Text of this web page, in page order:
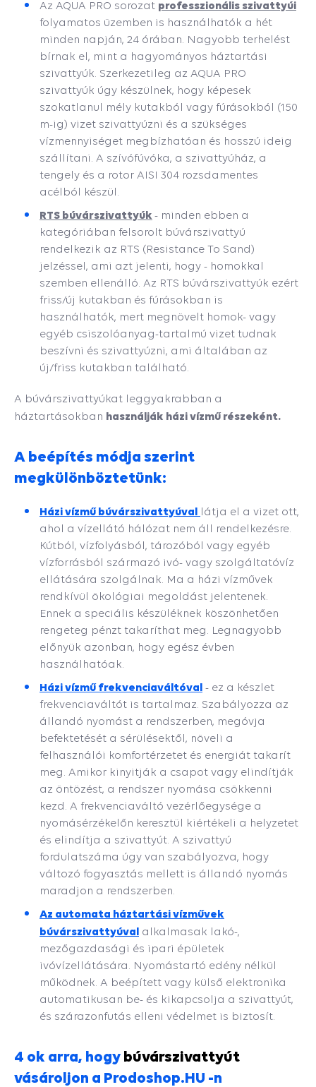
Az AQUA PRO sorozat professzionális szivattyúi
folyamatos üzemben is használhatók a hét
minden napján, 24 órában. Nagyobb terhelést
bírnak el, mint a hagyományos háztartási
szivattyúk. Szerkezetileg az AQUA PRO
szivattyúk úgy készülnek, hogy képesek
szokatlanul mély kutakból vagy fúrásokból (150
m-ig) vizet szivattyúzni és a szükséges
vízmennyiséget megbízhatóan és hosszú ideig
szállítani. A szívófúvóka, a szivattyúház, a
tengely és a rotor AISI 304 rozsdamentes
acélból készül.
RTS búvárszivattyúk - minden ebben a
kategóriában felsorolt ​​búvárszivattyú
rendelkezik az RTS (Resistance To Sand)
jelzéssel, ami azt jelenti, hogy - homokkal
szemben ellenálló. Az RTS búvárszivattyúk ezért
friss/új kutakban és fúrásokban is
használhatók, mert megnövelt homok- vagy
egyéb csiszolóanyag-tartalmú vizet tudnak
beszívni és szivattyúzni, ami általában az
új/friss kutakban található.
A búvárszivattyúkat leggyakrabban a
háztartásokban használják házi vízmű részeként.
A beépítés módja szerint
megkülönböztetünk:
Házi vízmű búvárszivattyúval látja el a vizet ott,
ahol a vízellátó hálózat nem áll rendelkezésre.
Kútból, vízfolyásból, tározóból vagy egyéb
vízforrásból származó ivó- vagy szolgáltatóvíz
ellátására szolgálnak. Ma a házi vízművek
rendkívül ökológiai megoldást jelentenek.
Ennek a speciális készüléknek köszönhetően
rengeteg pénzt takaríthat meg. Legnagyobb
előnyük azonban, hogy egész évben
használhatóak.
Házi vízmű frekvenciaváltóval - ez a készlet
frekvenciaváltót is tartalmaz. Szabályozza az
állandó nyomást a rendszerben, megóvja
befektetését a sérülésektől, növeli a
felhasználói komfortérzetet és energiát takarít
meg. Amikor kinyitják a csapot vagy elindítják
az öntözést, a rendszer nyomása csökkenni
kezd. A frekvenciaváltó vezérlőegysége a
nyomásérzékelőn keresztül kiértékeli a helyzetet
és elindítja a szivattyút. A szivattyú
fordulatszáma úgy van szabályozva, hogy
változó fogyasztás mellett is állandó nyomás
maradjon a rendszerben.
Az automata háztartási vízművek
búvárszivattyúval alkalmasak lakó-,
mezőgazdasági és ipari épületek
ivóvízellátására. Nyomástartó edény nélkül
működnek. A beépített vagy külső elektronika
automatikusan be- és kikapcsolja a szivattyút,
és szárazonfutás elleni védelmet is biztosít.
4 ok arra, hogy búvárszivattyút
vásároljon a Prodoshop.HU -n